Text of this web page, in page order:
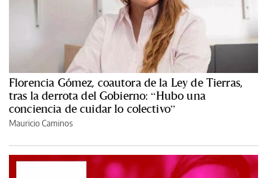
Florencia Gómez, coautora de la Ley de Tierras,
tras la derrota del Gobierno: “Hubo una
conciencia de cuidar lo colectivo”
Mauricio Caminos